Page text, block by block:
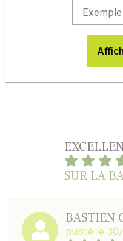
En
SUR LA
BASTIEN
publié le